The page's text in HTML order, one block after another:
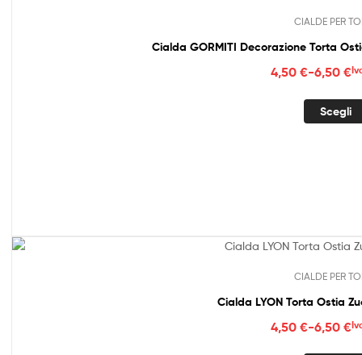
CIALDE PER
4,50 €-6,50 €
Scegli
CIALDE PER
Cialda LYON Torta Ostia
4,50 €-6,50 €